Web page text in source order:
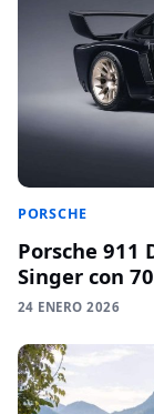
PORSCHE
Porsche 911
Singer con
24 ENERO 2026